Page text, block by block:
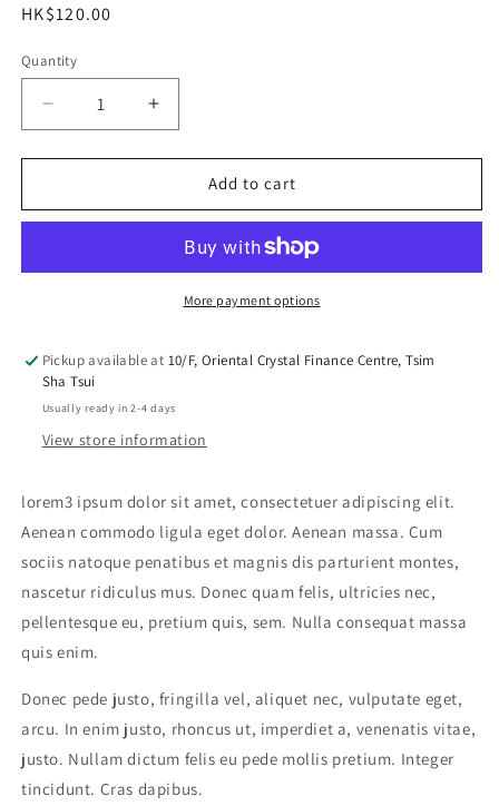
Regular
HK$120.00
Quantity
Decrease
quantity
for
Lamp
Increase
quantity
for
lorem3
Lamp
Add to cart
More payment options
Pickup available at 10/F, Oriental Crystal Finance Centre, Tsim
Sha Tsui
Usually ready in 2-4 days
View store information
lorem3 ipsum dolor sit amet, consectetuer adipiscing elit.
Aenean commodo ligula eget dolor. Aenean massa. Cum
sociis natoque penatibus et magnis dis parturient montes,
nascetur ridiculus mus. Donec quam felis, ultricies nec,
pellentesque eu, pretium quis, sem. Nulla consequat massa
quis enim.
Donec pede justo, fringilla vel, aliquet nec, vulputate eget,
arcu. In enim justo, rhoncus ut, imperdiet a, venenatis vitae,
justo. Nullam dictum felis eu pede mollis pretium. Integer
tincidunt. Cras dapibus.